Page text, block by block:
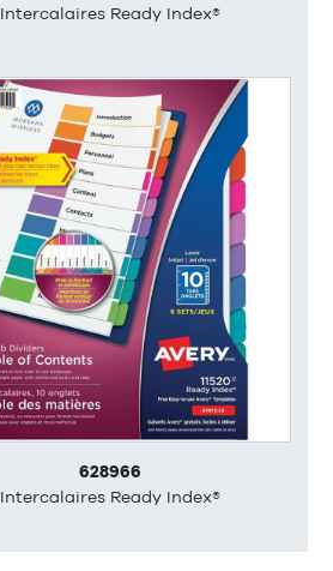
Intercalaires Ready Index®
628966
Intercalaires Ready Index®